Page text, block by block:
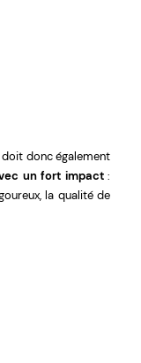
donc également
un fort impact:
la qualité de